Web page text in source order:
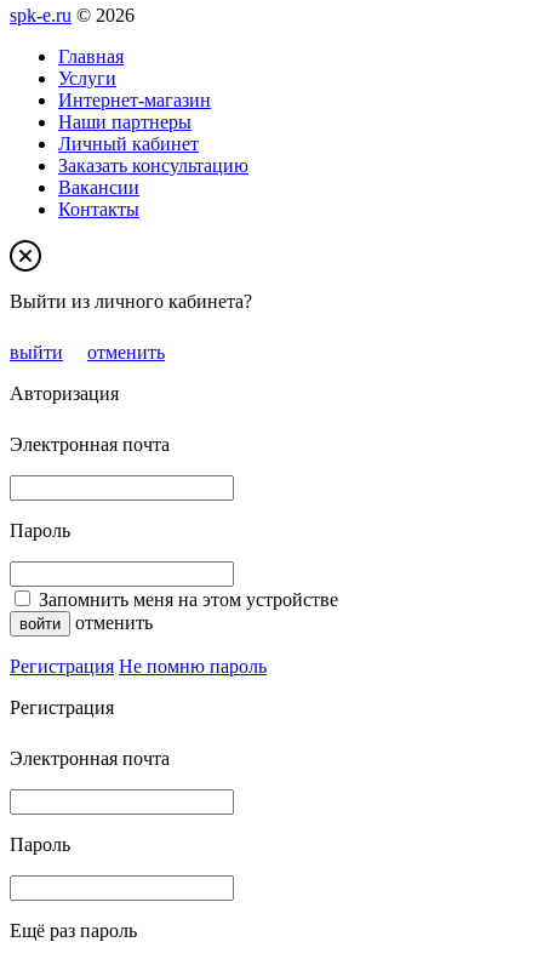
spk-e.ru © 2026
Главная
Услуги
Интернет-магазин
Наши партнеры
Личный кабинет
Заказать консультацию
Вакансии
Контакты
Выйти из личного кабинета?
выйти
отменить
Авторизация
Электронная почта
Пароль
Запомнить меня на этом устройстве
отменить
Регистрация Не помню пароль
Регистрация
Электронная почта
Пароль
Ещё раз пароль